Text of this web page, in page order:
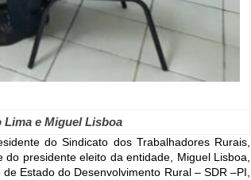
e Miguel Lisboa
do Sindicato dos Trabalhadores Rurais,
presidente eleito da entidade, Miguel Lisboa,
Estado do Desenvolvimento Rural – SDR –PI,